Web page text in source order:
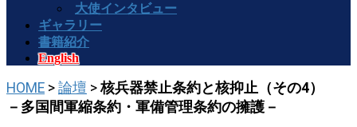
大使インタビュー
ギャラリー
書籍紹介
English
HOME > 論壇 >核兵器禁止条約と核抑止（その4）
－多国間軍縮条約・軍備管理条約の擁護－